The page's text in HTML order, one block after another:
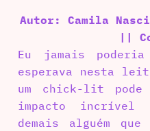
Autor: Camila
||
Eu jamais
esperava nesta
um chick-lit
impacto incrível
demais alguém